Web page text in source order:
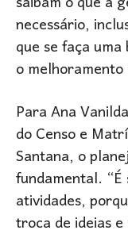
necessário,
que se faça
o
Para Ana
do Censo e
Santana, o
fundamental.
atividades,
troca de ideias